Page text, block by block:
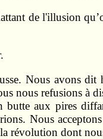
de l'illusion
Nous avons dit
nous refusions à
aux pires
Nous
révolution dont